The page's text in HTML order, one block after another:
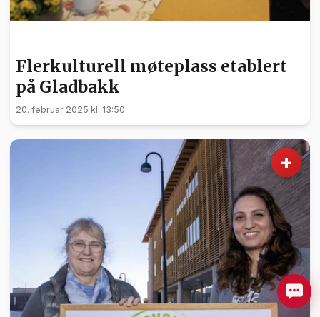
Flerkulturell møteplass etablert
på Gladbakk
20. februar 2025 kl. 13:50
+